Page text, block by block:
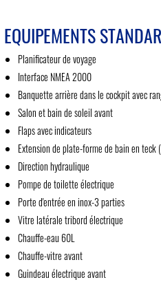
EQUIPEMENTS
Planificateur de voyage
Interface NMEA 2000
Banquette arrière dans le cockpit avec
Salon et bain de soleil avant
Flaps avec indicateurs
Extension de plate-forme de bain en teck
Direction hydraulique
Pompe de toilette électrique
Porte d'entrée en inox-3 parties
Vitre latérale tribord électrique
Chauffe-eau 60L
Chauffe-vitre avant
Guindeau électrique avant